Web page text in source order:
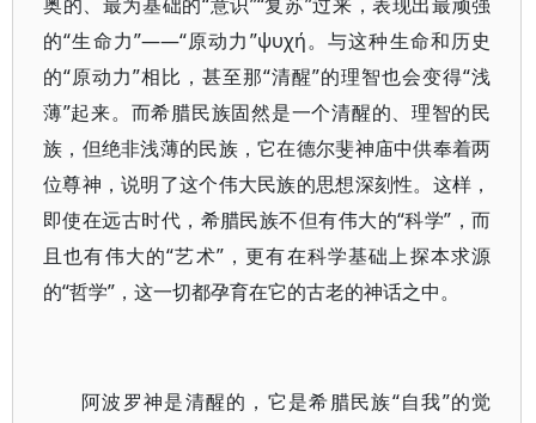
的“生命力”——“原动力”ψυχή。与这种生命和历史
的“原动力”相比，甚至那“清醒”的理智也会变得“浅
薄”起来。而希腊民族固然是一个清醒的、理智的民
族，但绝非浅薄的民族，它在德尔斐神庙中供奉着两
位尊神，说明了这个伟大民族的思想深刻性。这样，
即使在远古时代，希腊民族不但有伟大的“科学”，而
且也有伟大的“艺术”，更有在科学基础上探本求源
的“哲学”，这一切都孕育在它的古老的神话之中。
阿波罗神是清醒的，它是希腊民族“自我”的觉